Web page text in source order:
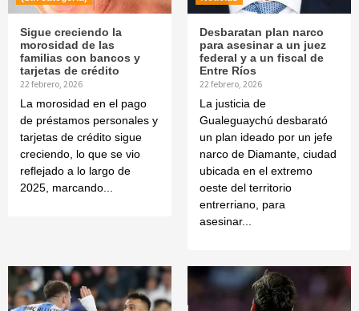
Sigue creciendo la
morosidad de las
familias con bancos y
tarjetas de crédito
22 febrero, 2026
La morosidad en el pago
de préstamos personales y
tarjetas de crédito sigue
creciendo, lo que se vio
reflejado a lo largo de
2025, marcando...
Desbaratan plan narco
para asesinar a un juez
federal y a un fiscal de
Entre Ríos
22 febrero, 2026
La justicia de
Gualeguaychú desbarató
un plan ideado por un jefe
narco de Diamante, ciudad
ubicada en el extremo
oeste del territorio
entrerriano, para
asesinar...